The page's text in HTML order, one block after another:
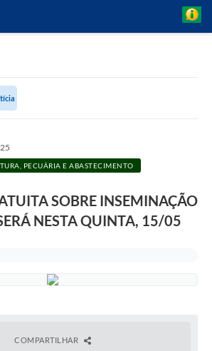
PECUÁRIA E ABASTECIMENTO
SOBRE INSEMINAÇÃO
NESTA QUINTA, 15/05
COMPARTILHAR